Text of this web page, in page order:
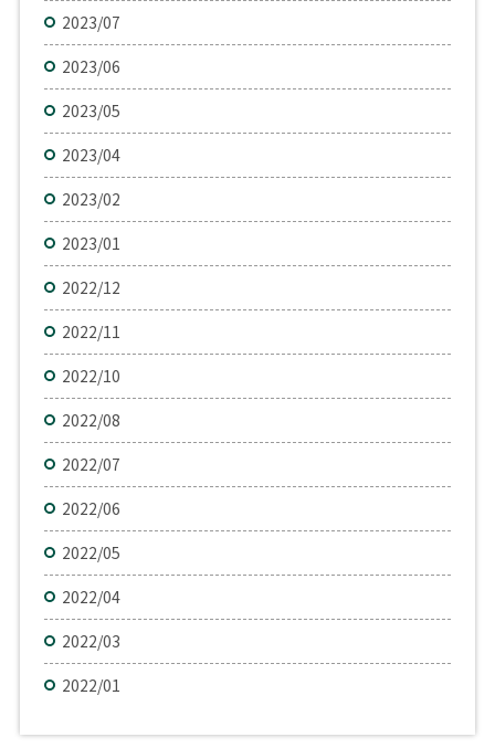
2023/07
2023/06
2023/05
2023/04
2023/02
2023/01
2022/12
2022/11
2022/10
2022/08
2022/07
2022/06
2022/05
2022/04
2022/03
2022/01